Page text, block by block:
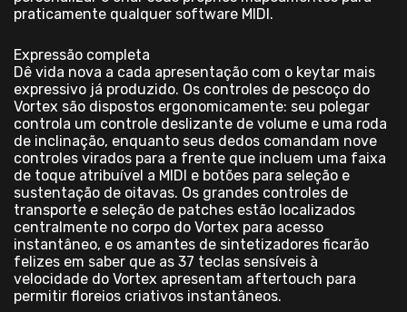
praticamente qualquer software MIDI.
Expressão completa
Dê vida nova a cada apresentação com o keytar mais
expressivo já produzido. Os controles de pescoço do
Vortex são dispostos ergonomicamente: seu polegar
controla um controle deslizante de volume e uma roda
de inclinação, enquanto seus dedos comandam nove
controles virados para a frente que incluem uma faixa
de toque atribuível a MIDI e botões para seleção e
sustentação de oitavas. Os grandes controles de
transporte e seleção de patches estão localizados
centralmente no corpo do Vortex para acesso
instantâneo, e os amantes de sintetizadores ficarão
felizes em saber que as 37 teclas sensíveis à
velocidade do Vortex apresentam aftertouch para
permitir floreios criativos instantâneos.